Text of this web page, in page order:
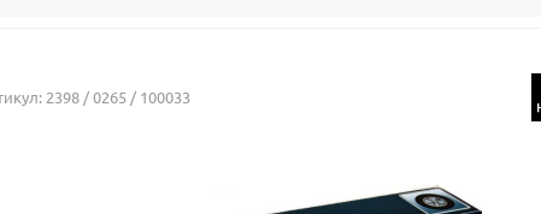
2398 / 0265 / 100033